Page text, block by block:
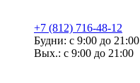
+7 (812) 716-48-12
Будни: с 9:00 до 21:00
Вых.: с 9:00 до 21:00